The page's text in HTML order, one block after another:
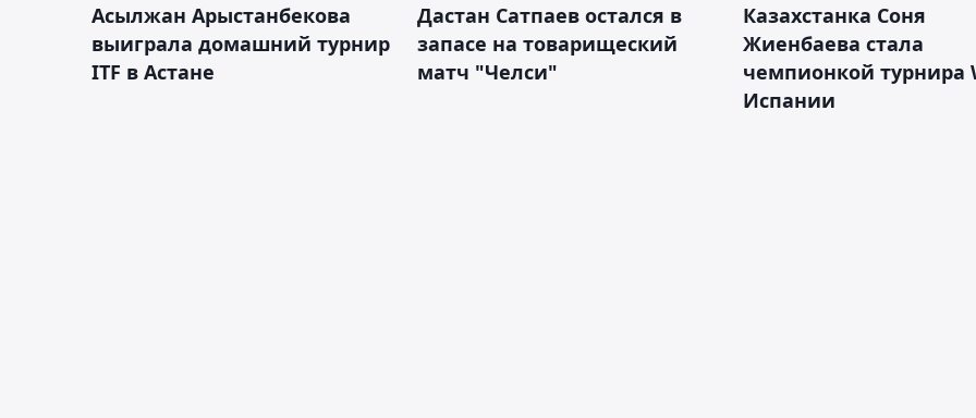
Асылжан Арыстанбекова
выиграла домашний турнир
ITF в Астане
Дастан Сатпаев остался в
запасе на товарищеский
матч "Челси"
Казахстанка Соня
Жиенбаева стала
чемпионкой турнира
Испании